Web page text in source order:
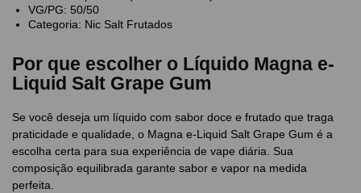
VG/PG: 50/50
Categoria: Nic Salt Frutados
Por que escolher o Líquido Magna e-
Liquid Salt Grape Gum
Se você deseja um líquido com sabor doce e frutado que traga
praticidade e qualidade, o Magna e-Liquid Salt Grape Gum é a
escolha certa para sua experiência de vape diária. Sua
composição equilibrada garante sabor e vapor na medida
perfeita.